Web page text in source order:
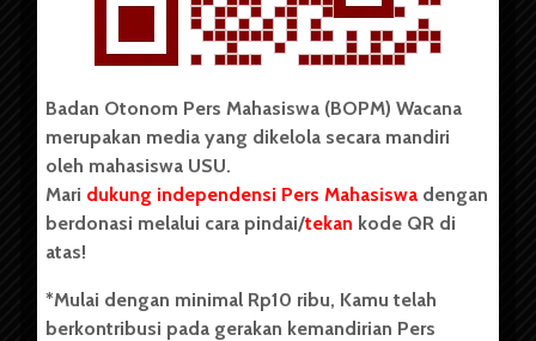
Copyright © 2023. All rights reserved BOPM WACANA.
Badan Otonom Pers Mahasiswa (BOPM) Wacana merupakan
pers mahasiswa yang berdiri di luar kampus dan dikelola
secara mandiri oleh mahasiswa Universitas Sumatera Utara
(USU). Sebelumnya BOPM Wacana merupakan salah satu
Unit Kegiatan Mahasiswa (UKM) di Universitas Sumatera
berdiri pada 1 Juli 1995.
Badan Otonom Pers Mahasiswa (BOPM) Wacana
merupakan media yang dikelola secara mandiri
oleh mahasiswa USU.
Mari dukung independensi Pers Mahasiswa dengan
berdonasi melalui cara pindai/tekan kode QR di
atas!
*Mulai dengan minimal Rp10 ribu, Kamu telah
berkontribusi pada gerakan kemandirian Pers